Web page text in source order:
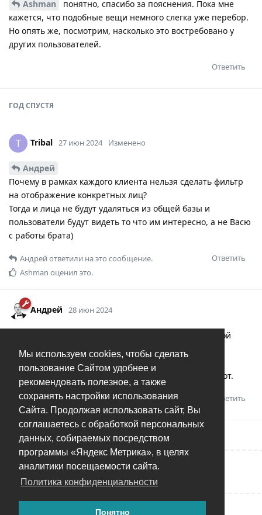
Мы используем cookies, чтобы сделать
пользование Сайтом удобнее и
рекомендовать полезное, а также
сохранять настройки использования
Сайта. Продолжая использовать сайт, Вы
соглашаетесь с обработкой персональных
данных, собираемых посредством
программы «Яндекс Метрика», в целях
аналитики посещаемости сайта.
Политика конфиденциальности
Понятно
Ashman
понятно, спасибо за пояснения. Пока мне
кажется, что подобные вещи немного слегка уже перебор.
Но опять же, посмотрим, насколько это востребовано у
других пользователей.
Ответить
ГОДСПУСТЯ
T Tribal 27 июн 2024 Изменено
Андрей
Почему в рамках каждого клиента нельзя сделать фильтр
на отображение конкретных лиц?
Тогда и лица не будут удаляться из общей базы и
пользователи будут видеть то что им интересно, а не Васю
с работы брата)
Ответить
Андрейответили на это сообщение.
Ashman оценил это.
Андрей 28 июн 2024
Буду благодарен, если вы отдельной веткой
подробно изложите суть своей идеи для улучшения
функциональности. Если много пользователей ее
поддержат - рассмотрим для добавления в план работ.
Ответить
Написать ответ...